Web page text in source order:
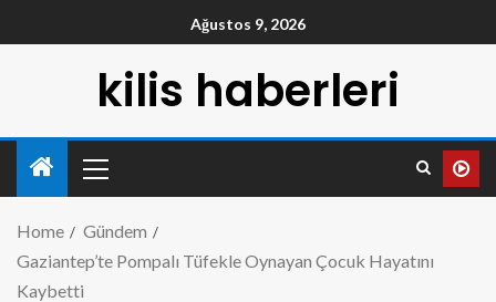
Ağustos 9, 2026
kilis haberleri
Home
Gündem
Gaziantep’te Pompalı Tüfekle Oynayan Çocuk Hayatını
Kaybetti